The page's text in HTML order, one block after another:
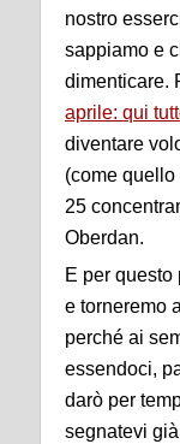
nostro
sappiamo e
dimenticare.
aprile: qui
diventare
(come quello
25
Oberdan.
E per
e torneremo
perché ai
essendoci,
darò per
segnatevi